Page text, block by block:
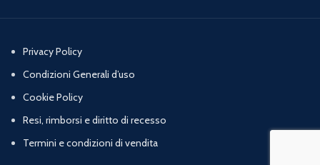
Privacy Policy
Condizioni Generali d’uso
Cookie Policy
Resi, rimborsi e diritto di recesso
Termini e condizioni di vendita